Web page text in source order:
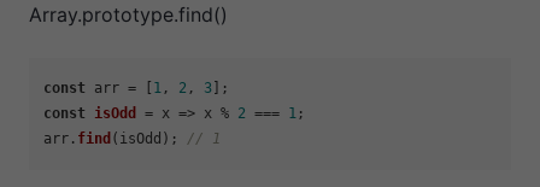
Array.prototype.find()
const arr = [ 1 , 2 , 3
const
isOdd = x => x % 2 === 1 ;
arr. find (isOdd); // 1